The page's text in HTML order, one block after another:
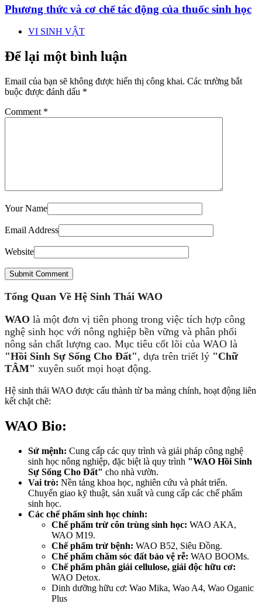
Phương thức và cơ chế tác động của thuốc sinh học
VI SINH VẬT
Để lại một bình luận
Email của bạn sẽ không được hiển thị công khai. Các trường bắt
buộc được đánh dấu *
Comment *
Your Name
Email Address
Website
Submit Comment
Tổng Quan Về Hệ Sinh Thái WAO
WAO là một đơn vị tiên phong trong việc tích hợp công
nghệ sinh học với nông nghiệp bền vững và phân phối
nông sản chất lượng cao. Mục tiêu cốt lõi của WAO là
"Hồi Sinh Sự Sống Cho Đất", dựa trên triết lý "Chữ
TÂM" xuyên suốt mọi hoạt động.
Hệ sinh thái WAO được cấu thành từ ba mảng chính, hoạt động liên
kết chặt chẽ:
WAO Bio:
Sứ mệnh: Cung cấp các quy trình và giải pháp công nghệ
sinh học nông nghiệp, đặc biệt là quy trình "WAO Hồi Sinh
Sự Sống Cho Đất" cho nhà vườn.
Vai trò: Nền tảng khoa học, nghiên cứu và phát triển.
Chuyển giao kỹ thuật, sản xuất và cung cấp các chế phẩm
sinh học.
Các chế phẩm sinh học chính:
Chế phẩm trừ côn trùng sinh học: WAO AKA,
WAO M19.
Chế phẩm trừ bệnh: WAO B52, Siêu Đồng.
Chế phẩm chăm sóc đất bảo vệ rễ: WAO BOOMs.
Chế phẩm phân giải cellulose, giải độc hữu cơ:
WAO Detox.
Dinh dưỡng hữu cơ: Wao Mika, Wao A4, Wao Oganic
Plus